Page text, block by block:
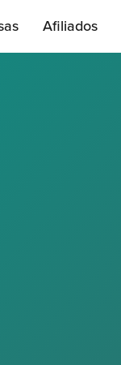
Afiliados